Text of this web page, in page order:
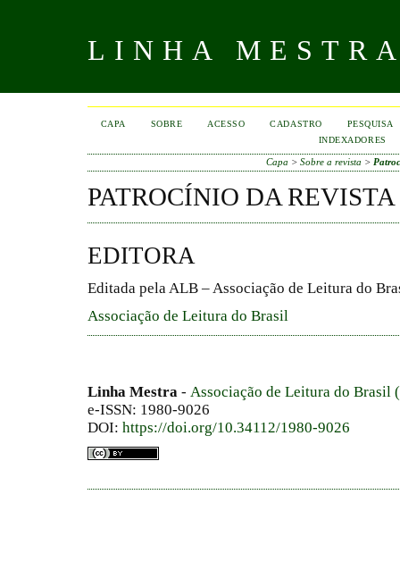
LINHA
CAPA SOBRE ACESSO CADASTRO
PESQUISA
INDEXADORES
Capa >Sobre a revista >
PATROCÍNIO DA REVISTA
EDITORA
Editada pela ALB – Associação de Leitura do
Associação de Leitura do Brasil
Linha Mestra - Associação de Leitura do Brasil
e-ISSN: 1980-9026
DOI: https://doi.org/10.34112/1980-9026